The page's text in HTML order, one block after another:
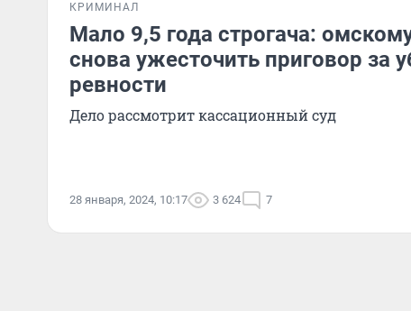
КРИМИНАЛ
Мало 9,5 года строгача:
снова ужесточить приговор за
ревности
Дело рассмотрит кассационный суд
28 января, 2024, 10:17 3 624 7